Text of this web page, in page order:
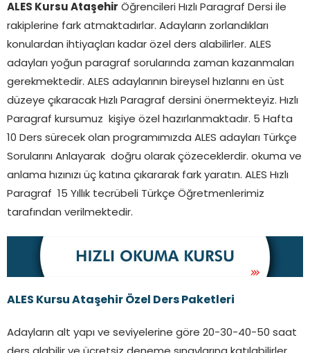
ALES Kursu Ataşehir Öğrencileri Hızlı Paragraf Dersi ile
rakiplerine fark atmaktadırlar. Adayların zorlandıkları
konulardan ihtiyaçları kadar özel ders alabilirler. ALES
adayları yoğun paragraf sorularında zaman kazanmaları
gerekmektedir. ALES adaylarının bireysel hızlarını en üst
düzeye çıkaracak Hızlı Paragraf dersini önermekteyiz. Hızlı
Paragraf kursumuz kişiye özel hazırlanmaktadır. 5 Hafta
10 Ders sürecek olan programımızda ALES adayları Türkçe
Sorularını Anlayarak doğru olarak çözeceklerdir. okuma ve
anlama hızınızı üç katına çıkararak fark yaratın. ALES Hızlı
Paragraf 15 Yıllık tecrübeli Türkçe Öğretmenlerimiz
tarafından verilmektedir.
ALES Kursu Ataşehir Özel Ders Paketleri
Adayların alt yapı ve seviyelerine göre 20-30-40-50 saat